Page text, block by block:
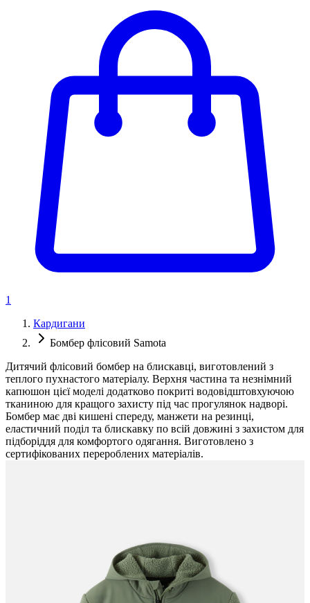
1
Кардигани
Бомбер флісовий Samota
Дитячий флісовий бомбер на блискавці, виготовлений з
теплого пухнастого матеріалу. Верхня частина та незнімний
капюшон цієї моделі додатково покриті водовідштовхуючою
тканиною для кращого захисту під час прогулянок надворі.
Бомбер має дві кишені спереду, манжети на резинці,
еластичний поділ та блискавку по всій довжині з захистом для
підборіддя для комфортого одягання. Виготовлено з
сертифікованих перероблених матеріалів.